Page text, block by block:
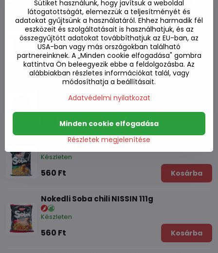
Tészta chiliszósszal Nissin csésze 92g
Készleten
1010 Ft Kosárba
Tészta egy csészében Ízletes csirke NISSIN
840 Ft
Soba tészta Teriyaki mártással Nissin110g
Készleten
560 Ft Kosárba
Nokedli Soba chili NISSIN 111g
Készleten
560 Ft Kosárba
Sütiket használunk, hogy javítsuk a weboldal
látogatottságát, elemezzük a teljesítményét és
adatokat gyűjtsünk a használatáról. Ehhez harmadik fél
eszközeit és szolgáltatásait is használhatjuk, és az
összegyűjtött adatokat továbbíthatjuk az EU-ban, az
USA-ban vagy más országokban található
partnereinknek. A „Minden cookie elfogadása" gombra
kattintva Ön beleegyezik ebbe a feldolgozásba. Az
alábbiakban részletes információkat talál, vagy
módosíthatja a beállításait.
Adatvédelmi nyilatkozat
Részletek megjelenítése
Minden cookie elfogadása